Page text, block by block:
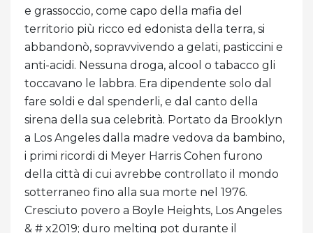
e grassoccio, come capo della mafia del
territorio più ricco ed edonista della terra, si
abbandonò, sopravvivendo a gelati, pasticcini e
anti-acidi. Nessuna droga, alcool o tabacco gli
toccavano le labbra. Era dipendente solo dal
fare soldi e dal spenderli, e dal canto della
sirena della sua celebrità. Portato da Brooklyn
a Los Angeles dalla madre vedova da bambino,
i primi ricordi di Meyer Harris Cohen furono
della città di cui avrebbe controllato il mondo
sotterraneo fino alla sua morte nel 1976.
Cresciuto povero a Boyle Heights, Los Angeles
& # x2019; duro melting pot durante il